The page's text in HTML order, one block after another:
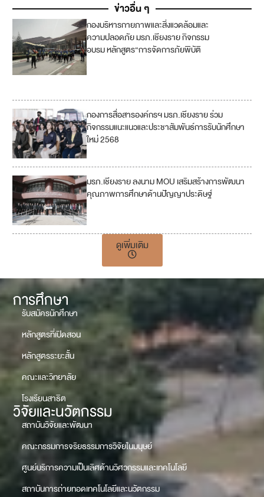
ข่าวอื่น ๆ
กองบริหารกายภาพและสิ่งแวดล้อมและ
ความปลอดภัย มรภ.เชียงราย กิจกรรม
อบรม หลักสูตร“การจัดการภัยพิบัติ
กองการสื่อสารองค์กรฯ มรภ.เชียงราย ร่วม
กิจกรรมแนะแนวและประชาสัมพันธ์การรับนักศึกษา
ใหม่ 2568
มรภ.เชียงราย ลงนาม MOU เสริมสร้างการพัฒนา
คุณภาพการศึกษาด้านปัญญาประดิษฐ์
ดูเพิ่มเติม
การศึกษา
รับสมัครนักศึกษา
หลักสูตรที่เปิดสอน
หลักสูตรระยะสั้น
คณะและวิทยาลัย
โรงเรียนสาธิต
วิจัยและนวัตกรรม
สถาบันวิจัยและพัฒนา
คณะกรรมการจริยธรรมการวิจัยในมนุษย์
ศูนย์บริการความเป็นเลิศด้านวิศวกรรมและเทคโนโลยี
สถาบันการถ่ายทอดเทคโนโลยีและนวัตกรรม